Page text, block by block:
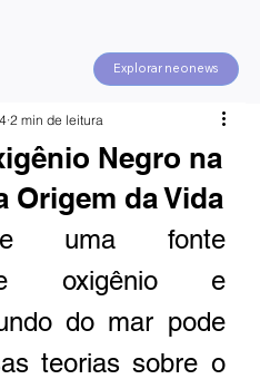
Explorar neonews
Negro na
Origem da Vida
2 min de leitura
uma fonte
oxigênio e
do mar pode
teorias sobre o